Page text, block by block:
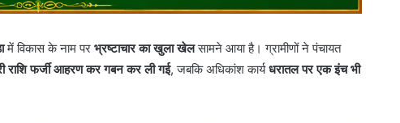
में विकास के नाम पर भ्रष्टाचार का खुला खेलसामने आया है। ग्रामीणों ने पंचायत
राशि फर्जी आहरण कर गबन कर ली गई, जबकि अधिकांश कार्यधरातल पर एक इंच भी